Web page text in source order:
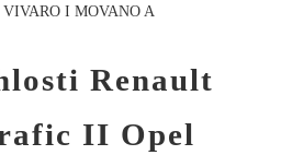
I MOVANO A
Renault
II Opel